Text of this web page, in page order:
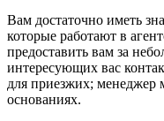
Вам достаточно иметь
которые работают в
предоставить вам за
интересующих вас
для приезжих; менеджер
основаниях.